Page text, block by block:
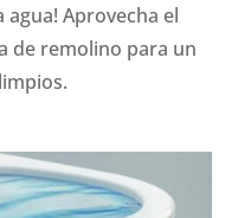
Aprovecha el
de remolino para un